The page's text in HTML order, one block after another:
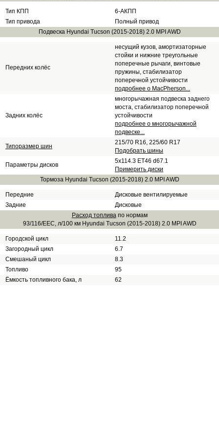
Тип КПП
6-АКПП
Тип привода
Полный привод
Подвеска Hyundai Tucson (2015-2018) 2.0 MPI AWD
Передних колёс
несущий кузов, амортизаторные
стойки и нижние треугольные
поперечные рычаги, винтовые
пружины, стабилизатор
поперечной устойчивости
подробнее о MacPherson...
Задних колёс
многорычажная подвеска заднего
моста, стабилизатор поперечной
устойчивости
подробнее о многорычажной
подвеске...
Типоразмер шин
215/70 R16, 225/60 R17
Подобрать шины
Параметры дисков
5x114.3 ET46 d67.1
Примерить диски
Тормоза Hyundai Tucson (2015-2018) 2.0 MPI AWD
Передние
Дисковые вентилируемые
Задние
Дисковые
Расход топливапо нормам
93/116/EEC, л/100 км Hyundai Tucson (2015-2018) 2.0 MPI AWD
Городской цикл
11.2
Загородный цикл
6.7
Смешаный цикл
8.3
Топливо
95
Ёмкость топливного бака, л
62